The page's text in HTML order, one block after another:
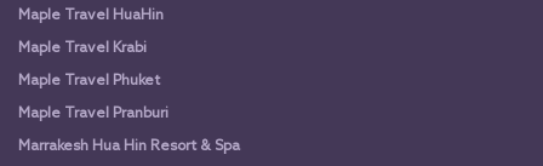
Maple Travel HuaHin
Maple Travel Krabi
Maple Travel Phuket
Maple Travel Pranburi
Marrakesh Hua Hin Resort & Spa